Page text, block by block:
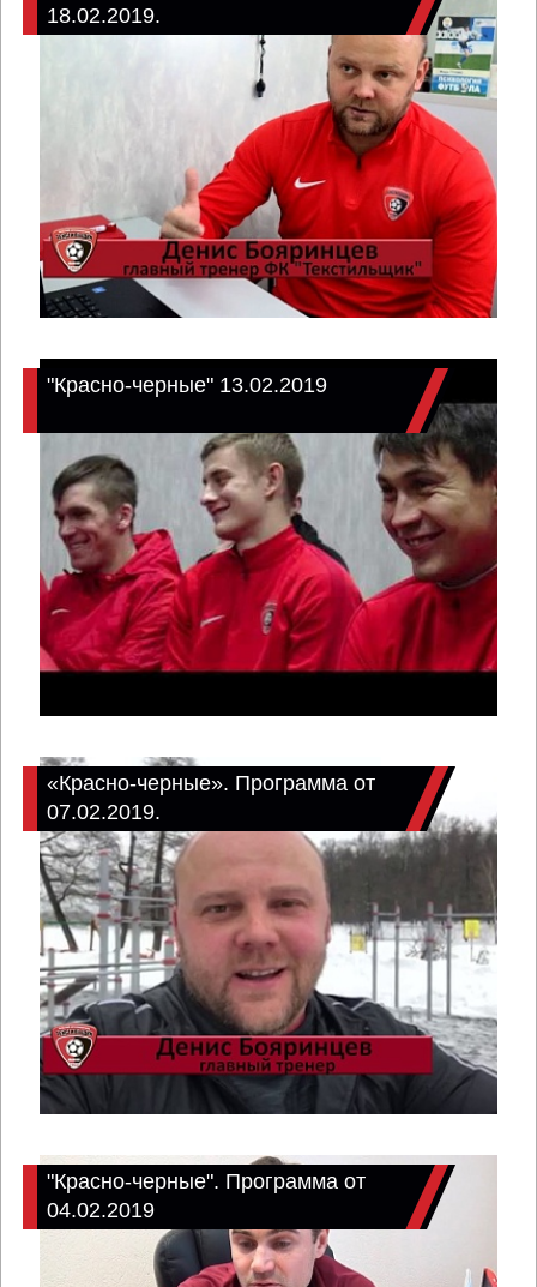
18.02.2019.
"Красно-черные" 13.02.2019
«Красно-черные». Программа от
07.02.2019.
"Красно-черные". Программа от
04.02.2019